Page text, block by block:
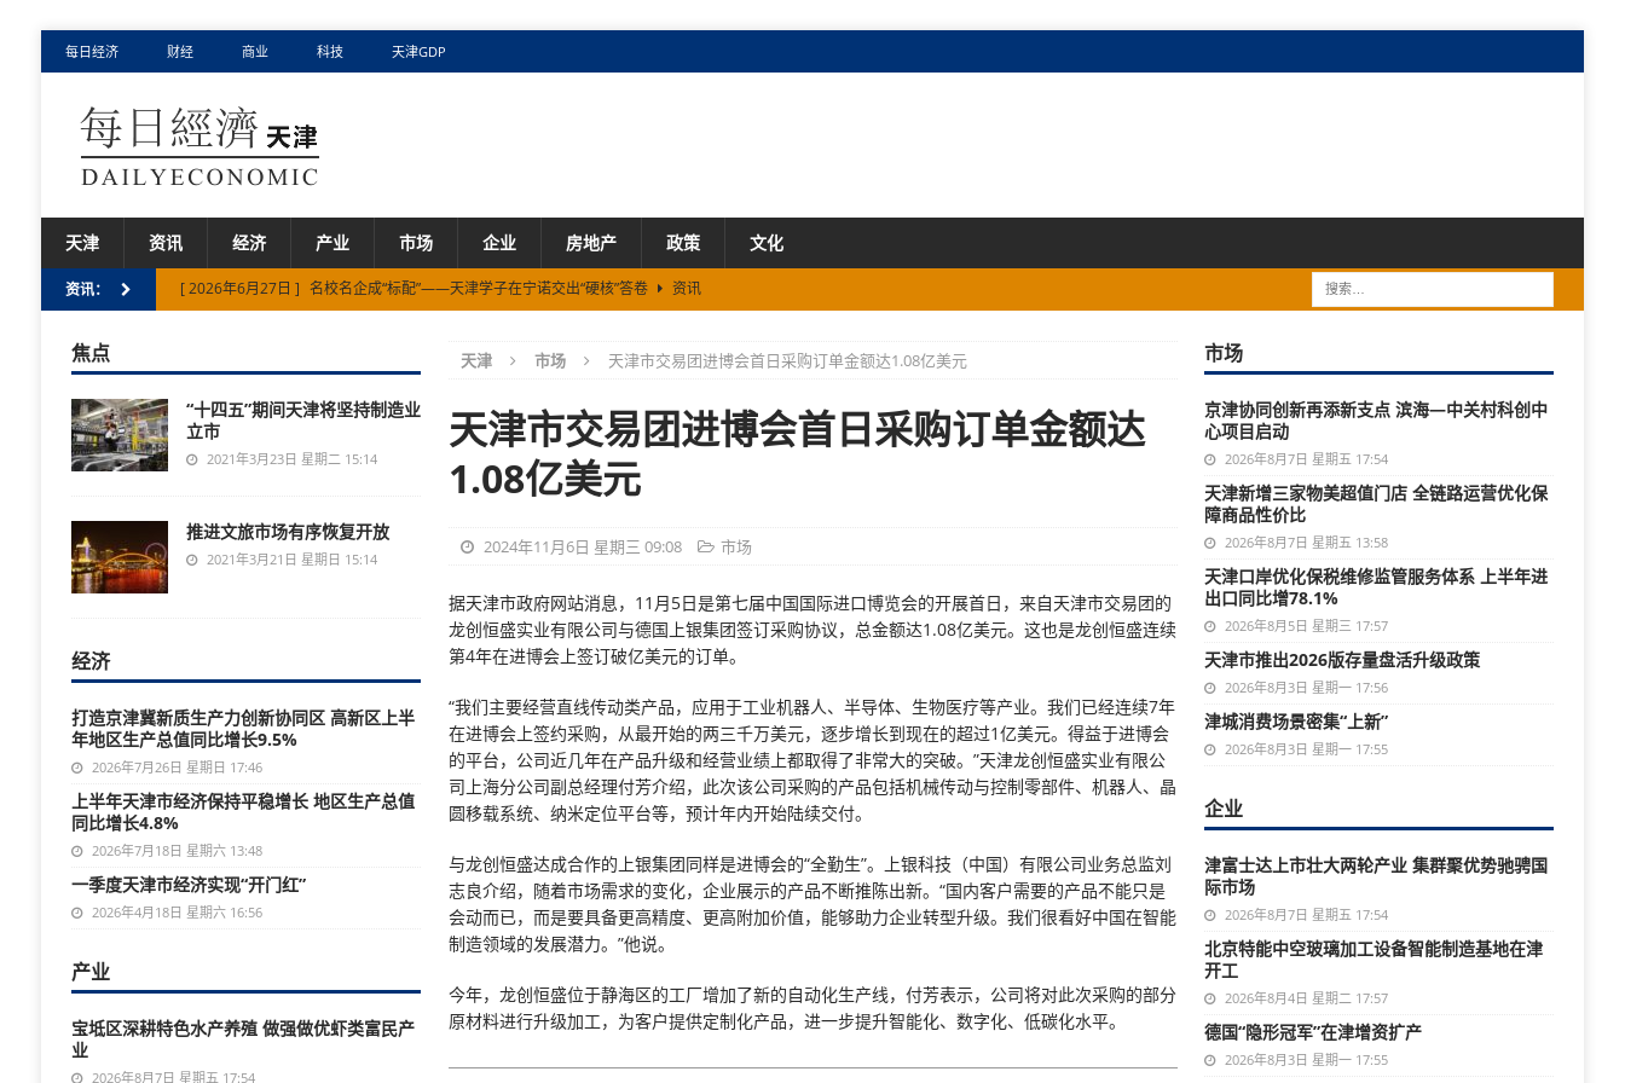
每日经济 财经 商业 科技 天津GDP
天津 资讯 经济 产业 市场 企业 房地产 政策 文化
资讯： [ 2026年6月27日 ] 名校名企成“标配”——天津学子在宁诺交出“硬核”答卷
资讯
[ 2025年5月1日 ] 履行“大城三管”倡议 共筑城市安全防线
资讯
[ 2024年10月25日 ] 宝坻区探索“五+”赋能乡村振兴新模式
资讯
[ 2026年7月31日 ]
上半年天津市国资国企战略性新兴产业投资占比再创新高 资讯
天津 市场 天津市交易团进博会首日采购订单金额达1.08亿美元
天津市交易团进博会首日采购订单金额达
1.08亿美元
2024年11月6日 星期三 09:08 市场
据天津市政府网站消息，11月5日是第七届中国国际进口博览会的开展首日，来自天津市交易团的
龙创恒盛实业有限公司与德国上银集团签订采购协议，总金额达1.08亿美元。这也是龙创恒盛连续
第4年在进博会上签订破亿美元的订单。
“我们主要经营直线传动类产品，应用于工业机器人、半导体、生物医疗等产业。我们已经连续7年
在进博会上签约采购，从最开始的两三千万美元，逐步增长到现在的超过1亿美元。得益于进博会
的平台，公司近几年在产品升级和经营业绩上都取得了非常大的突破。”天津龙创恒盛实业有限公
司上海分公司副总经理付芳介绍，此次该公司采购的产品包括机械传动与控制零部件、机器人、晶
圆移载系统、纳米定位平台等，预计年内开始陆续交付。
与龙创恒盛达成合作的上银集团同样是进博会的“全勤生”。上银科技（中国）有限公司业务总监刘
志良介绍，随着市场需求的变化，企业展示的产品不断推陈出新。“国内客户需要的产品不能只是
会动而已，而是要具备更高精度、更高附加价值，能够助力企业转型升级。我们很看好中国在智能
制造领域的发展潜力。”他说。
今年，龙创恒盛位于静海区的工厂增加了新的自动化生产线，付芳表示，公司将对此次采购的部分
原材料进行升级加工，为客户提供定制化产品，进一步提升智能化、数字化、低碳化水平。
焦点
“十四五”期间天津将坚持制造业
立市
2021年3月23日 星期二 15:14
推进文旅市场有序恢复开放
2021年3月21日 星期日 15:14
经济
打造京津冀新质生产力创新协同区 高新区上半
年地区生产总值同比增长9.5%
2026年7月26日 星期日 17:46
上半年天津市经济保持平稳增长 地区生产总值
同比增长4.8%
2026年7月18日 星期六 13:48
一季度天津市经济实现“开门红”
2026年4月18日 星期六 16:56
产业
宝坻区深耕特色水产养殖 做强做优虾类富民产
业
2026年8月7日 星期五 17:54
市场
京津协同创新再添新支点 滨海—中关村科创中
心项目启动
2026年8月7日 星期五 17:54
天津新增三家物美超值门店 全链路运营优化保
障商品性价比
2026年8月7日 星期五 13:58
天津口岸优化保税维修监管服务体系 上半年进
出口同比增78.1%
2026年8月5日 星期三 17:57
天津市推出2026版存量盘活升级政策
2026年8月3日 星期一 17:56
津城消费场景密集“上新”
2026年8月3日 星期一 17:55
企业
津富士达上市壮大两轮产业 集群聚优势驰骋国
际市场
2026年8月7日 星期五 17:54
北京特能中空玻璃加工设备智能制造基地在津
开工
2026年8月4日 星期二 17:57
德国“隐形冠军”在津增资扩产
2026年8月3日 星期一 17:55